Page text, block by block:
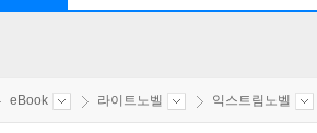
eBook 라이트노벨 익스트림노벨